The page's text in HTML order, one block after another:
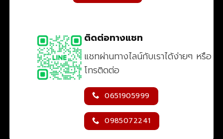
ติดต่อทางแชท
แชทผ่านทางไลน์กับเราได้ง่ายๆ หรือ
โทรติดต่อ
0651905999
0985072241